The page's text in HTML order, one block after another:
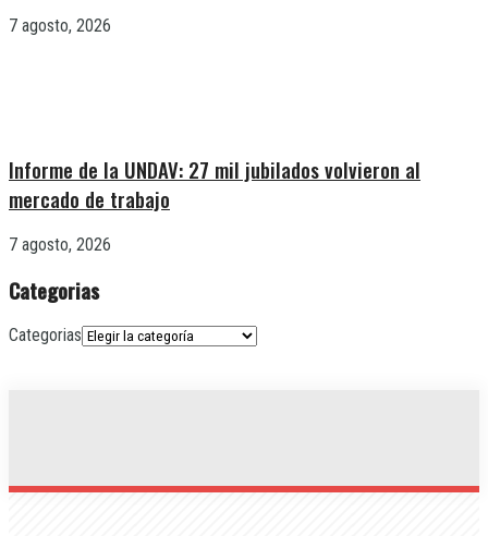
7 agosto, 2026
Informe de la UNDAV: 27 mil jubilados volvieron al
mercado de trabajo
7 agosto, 2026
Categorias
Categorias